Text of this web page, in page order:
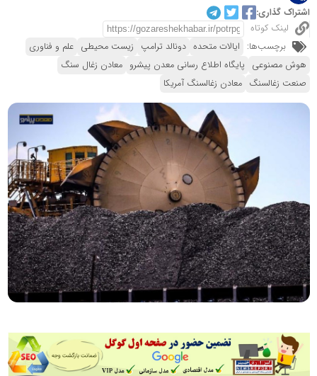
اشتراک گذاری:
لینک کوتاه
برچسب‌ها: ایالات متحده دونالد ترامپ زیست محیطی علم و فناوری
هوش مصنوعی پایگاه اطلاع رسانی معدن پیشرو معادن زغال سنگ
صنعت زغالسنگ معادن زغالسنگ آمریکا